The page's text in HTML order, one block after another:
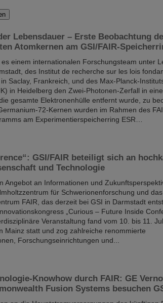
Lebensdauer – Erste Beobachtung
Atomkernen am GSI/FAIR-
einem internationalen Forschungsteam unter
des Institut de recherche sur les lois
in Saclay, Frankreich, und des Max-Planck-
in Heidelberg den Zwei-Photonen-Zerfall in
gesamte Elektronenhülle entfernt wurde, zu
72-Kernen wurden im Rahmen des
am Experimentierspeicherring ESR…
GSI/FAIR beteiligt sich an
und Technologie
Angebot an Informationen und
für Schwerionenforschung und
FAIR, das derzeit bei GSI in Darmstadt
„Curious – Future Inside
Veranstaltung fand vom 10. bis 11.
Mainz statt und zog zahlreiche renommierte
Forschungseinrichtungen und...
Knowhow durch FAIR: GE
Fusion Systems besuchen